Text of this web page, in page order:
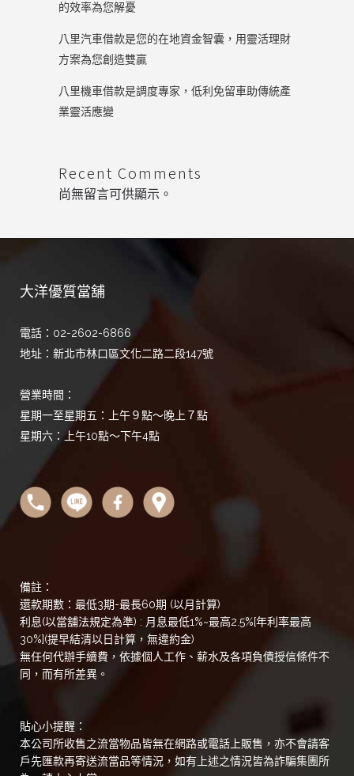
的效率為您解憂
八里汽車借款是您的在地資金智囊，用靈活理財
方案為您創造雙贏
八里機車借款是調度專家，低利免留車助傳統產
業靈活應變
Recent Comments
尚無留言可供顯示。
大洋優質當舖
電話：02-2602-6866
地址：新北市林口區文化二路二段147號
營業時間：
星期一至星期五：上午９點～晚上７點
星期六：上午10點～下午4點
備註：
還款期數：最低3期-最長60期 (以月計算)
利息(以當舖法規定為準) : 月息最低1%~最高2.5%[年利率最高
30%](提早結清以日計算，無違約金)
無任何代辦手續費，依據個人工作、薪水及各項負債授信條件不
同，而有所差異。
貼心小提醒：
本公司所收售之流當物品皆無在網路或電話上販售，亦不會請客
戶先匯款再寄送流當品等情況，如有上述之情況皆為詐騙集團所